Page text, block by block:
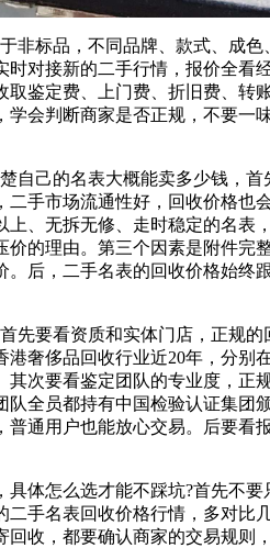
标品，不同品牌、款式、成
对接新的二手行情，报价全
鉴定费、上门费、折旧费、
会判断商家是否正规，不要
己的名表大概能卖多少钱，
手市场流通性好，回收价格
、无拆无修、走时稳定的名
的理由。第三个因素是附件
后，二手名表的回收价格始
要看资质和实体门店，正规
奢侈品回收行业近20年，分
次要看鉴定团队的专业度，
全员都持有中国检验认证集
通用户也能放心交易。后要
怎么选才能不踩坑?首先不
手名表回收价格行情，多对
收，都要确认商家的交易规